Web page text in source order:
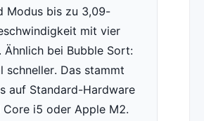
Modus bis zu 3,09-
mit vier
Ähnlich bei Bubble Sort:
schneller. Das stammt
auf Standard-Hardware
Core i5 oder Apple M2.